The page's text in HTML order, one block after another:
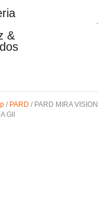
/ PARD / PARD MIRA VISION
Gll